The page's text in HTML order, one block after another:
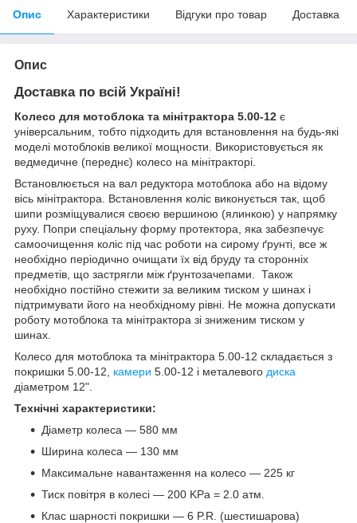
Опис Характеристики Відгуки про товар Доставка
Опис
Доставка по всій Україні!
Колесо для мотоблока та мінітрактора 5.00-12 є
універсальним, тобто підходить для встановлення на будь-які
моделі мотоблоків великої мощности. Використовується як
ведмедичне (переднє) колесо на мінітракторі.
Встановлюється на вал редуктора мотоблока або на відому
вісь мінітрактора. Встановлення коліс виконується так, щоб
шипи розміщувалися своєю вершиною (ялинкою) у напрямку
руху. Попри спеціальну форму протектора, яка забезпечує
самоочищення коліс під час роботи на сирому ґрунті, все ж
необхідно періодично очищати їх від бруду та сторонніх
предметів, що застрягли між ґрунтозачепами. Також
необхідно постійно стежити за великим тиском у шинах і
підтримувати його на необхідному рівні. Не можна допускати
роботу мотоблока та мінітрактора зі зниженим тиском у
шинах.
Колесо для мотоблока та мінітрактора 5.00-12 складається з
покришки 5.00-12, камери 5.00-12 і металевого диска
діаметром 12".
Технічні характеристики:
Діаметр колеса — 580 мм
Ширина колеса — 130 мм
Максимальне навантаження на колесо — 225 кг
Тиск повітря в колесі — 200 KPa = 2.0 атм.
Клас шарності покришки — 6 P.R. (шестишарова)